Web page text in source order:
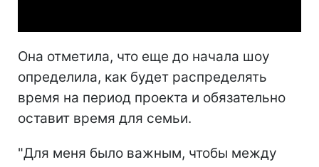
Она отметила, что еще до начала шоу
определила, как будет распределять
время на период проекта и обязательно
оставит время для семьи.
"Для меня было важным, чтобы между